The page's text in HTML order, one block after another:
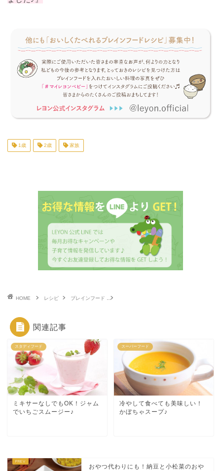
1歳 2歳 家族
HOME レシピ ブレインフード
関連記事
スタディフード
ミキサーなしでもOK！ジャム
でいちごスムージー♪
スーパーフード
冷やして食べても美味しい！
かぼちゃスープ♪
おやつ代わりにも！納豆と小松菜のおや